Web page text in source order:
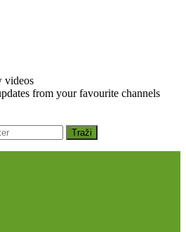
videos
from your favourite channels